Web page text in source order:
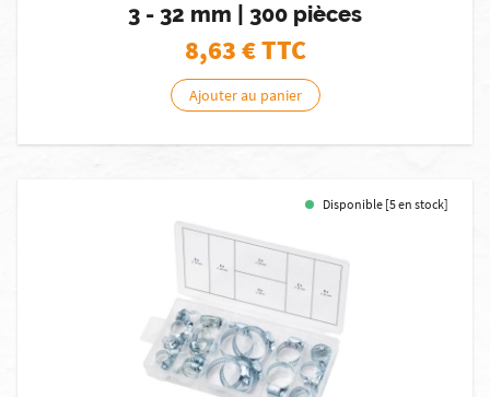
3 - 32 mm | 300 pièces
8,63€ TTC
Ajouter au panier
Disponible [5 en stock]